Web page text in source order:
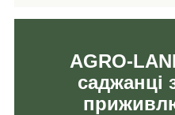
AGRO-
саджанці